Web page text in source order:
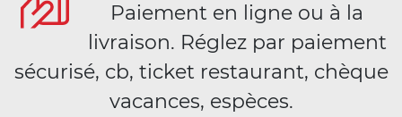
Paiement en ligne ou à la
livraison. Réglez par paiement
sécurisé, cb, ticket restaurant, chèque
vacances, espèces.